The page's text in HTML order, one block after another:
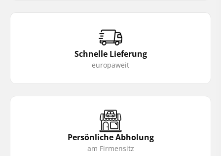
Schnelle Lieferung
europaweit
Persönliche Abholung
am Firmensitz